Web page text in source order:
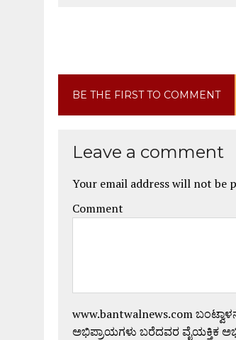
BE THE FIRST TO COMMENT
Leave a comment
Your email address will not be
Comment
www.bantwalnews.com
ಅಭಿಪ್ರಾಯಗಳು ಬರೆದವರ ವೈಯಕ್ತಿಕ